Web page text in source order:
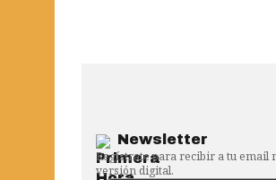
Newsletter
Regístrate para recibir a tu email
versión digital.